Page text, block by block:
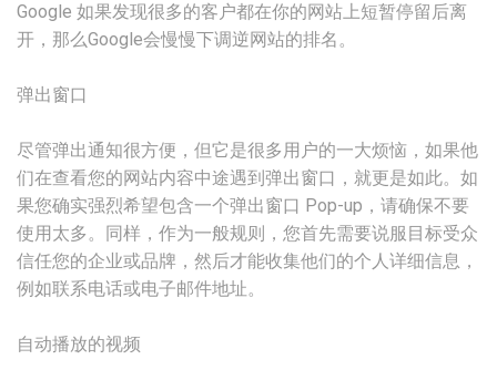
Google 如果发现很多的客户都在你的网站上短暂停留后离
开，那么Google会慢慢下调逆网站的排名。
弹出窗口
尽管弹出通知很方便，但它是很多用户的一大烦恼，如果他
们在查看您的网站内容中途遇到弹出窗口，就更是如此。如
果您确实强烈希望包含一个弹出窗口 Pop-up，请确保不要
使用太多。同样，作为一般规则，您首先需要说服目标受众
信任您的企业或品牌，然后才能收集他们的个人详细信息，
例如联系电话或电子邮件地址。
自动播放的视频